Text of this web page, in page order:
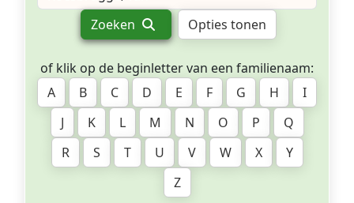
Zoeken Opties tonen
of klik op de beginletter van een familienaam:
A
B C D E F G H
I
J
K L M N O P
Q
R
S T U V W X
Y
Z